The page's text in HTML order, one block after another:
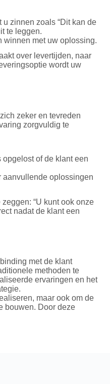
u zinnen zoals “Dit kan de
te leggen.
winnen met uw oplossing.
over levertijden, naar
wordt uw
zeker en tevreden
zorgvuldig te
of de klant een
aanvullende oplossingen
“U kunt ook onze
nadat de klant een
met de klant
methoden te
ervaringen en het
maar ook om de
bouwen. Door deze